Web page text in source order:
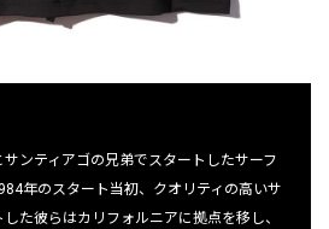
ンティアゴの兄弟でスタートしたサーフ
年のスタート当初、クオリティの高いサ
た彼らはカリフォルニアに拠点を移し、